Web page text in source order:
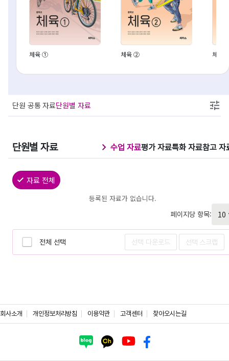
체육 ① 체육 ② 체육
단원 공통 자료단원별 자료
단원별 자료 수업 자료평가 자료특화 자료참고 자
자료 전체
등록된 자료가 없습니다.
페이지당 항목:
전체 선택 선택 다운로드 선택 스크랩
회사소개 개인정보처리방침 이용약관 고객센터 찾아오시는길